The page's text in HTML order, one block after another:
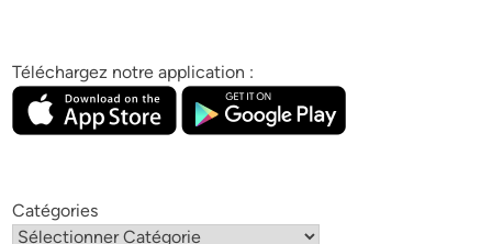
Téléchargez notre application :
Catégories